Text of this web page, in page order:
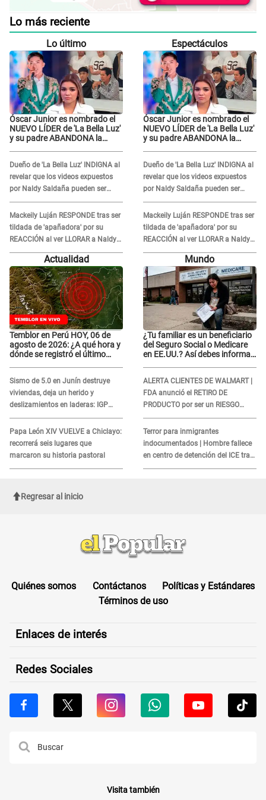
Lo más reciente
Lo último
Óscar Junior es nombrado el
NUEVO LÍDER de 'La Bella Luz'
y su padre ABANDONA la
Dueño de 'La Bella Luz' INDIGNA al
revelar que los videos expuestos
por Naldy Saldaña pueden ser
EDITADOS: "Yo tengo sus dos
visitas..."
Mackeily Luján RESPONDE tras ser
tildada de 'apañadora' por su
REACCIÓN al ver LLORAR a Naldy
Saldaña tras acoso: "No sabía la
Espectáculos
Óscar Junior es nombrado el
NUEVO LÍDER de 'La Bella Luz'
y su padre ABANDONA la
Dueño de 'La Bella Luz' INDIGNA al
revelar que los videos expuestos
por Naldy Saldaña pueden ser
EDITADOS: "Yo tengo sus dos
visitas..."
Mackeily Luján RESPONDE tras ser
tildada de 'apañadora' por su
REACCIÓN al ver LLORAR a Naldy
Saldaña tras acoso: "No sabía la
Actualidad
Temblor en Perú HOY, 06 de
agosto de 2026: ¿A qué hora y
dónde se registró el último
Sismo de 5.0 en Junín destruye
viviendas, deja un herido y
deslizamientos en laderas: IGP
alerta sobre posibles réplicas
Papa León XIV VUELVE a Chiclayo:
recorrerá seis lugares que
marcaron su historia pastoral
Mundo
¿Tu familiar es un beneficiario
del Seguro Social o Medicare
en EE.UU.? Así debes informar
ALERTA CLIENTES DE WALMART |
FDA anunció el RETIRO DE
PRODUCTO por ser un RIESGO
MORTAL para consumidores: ¿Cuál
es?
Terror para inmigrantes
indocumentados | Hombre fallece
en centro de detención del ICE tras
sufrir una "emergencia médica"
Regresar al inicio
Quiénes somos Contáctanos
Políticas y Estándares
Términos de uso
Enlaces de interés
Redes Sociales
Visita también